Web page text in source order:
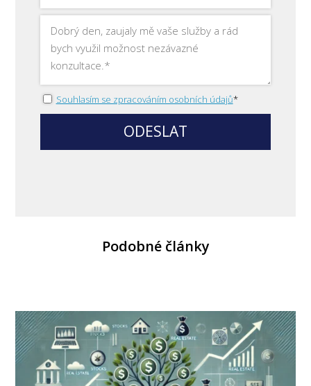
Souhlasím se zpracováním osobních údajů*
ODESLAT
Podobné články